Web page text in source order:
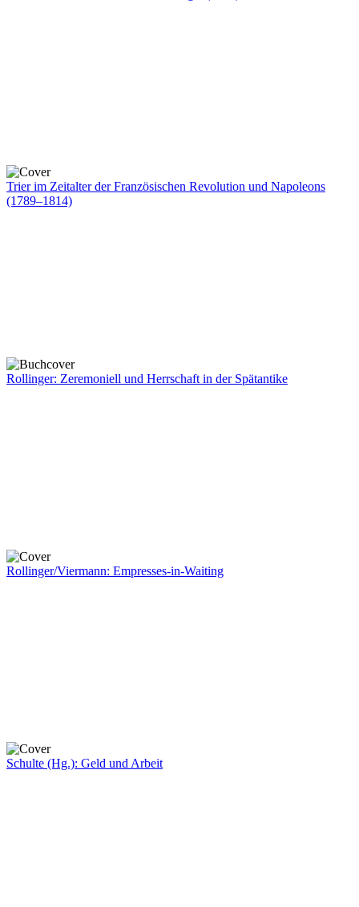
Trier im Zeitalter der Französischen Revolution und Napoleons
(1789–1814)
Rollinger: Zeremoniell und Herrschaft in der Spätantike
Rollinger/Viermann: Empresses-in-Waiting
Schulte (Hg.): Geld und Arbeit